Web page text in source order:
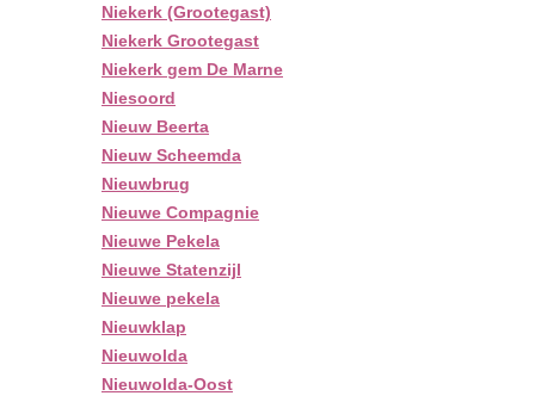
Niekerk (Grootegast)
Niekerk Grootegast
Niekerk gem De Marne
Niesoord
Nieuw Beerta
Nieuw Scheemda
Nieuwbrug
Nieuwe Compagnie
Nieuwe Pekela
Nieuwe Statenzijl
Nieuwe pekela
Nieuwklap
Nieuwolda
Nieuwolda-Oost